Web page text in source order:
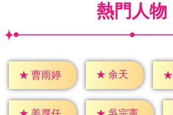
熱門人物
★ 曹雨婷 ★ 余天 ★